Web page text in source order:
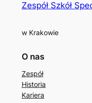
Zespół Szkół
w Krakowie
O nas
Zespół
Historia
Kariera